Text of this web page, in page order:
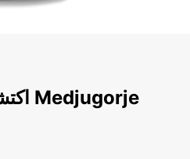
اكتشف محطاتنا الشهيرة حول Medjugorje